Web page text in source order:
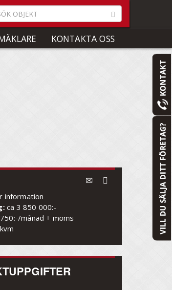
KONTAKTA OSS
information
ca 3 850 000:-
månad + moms